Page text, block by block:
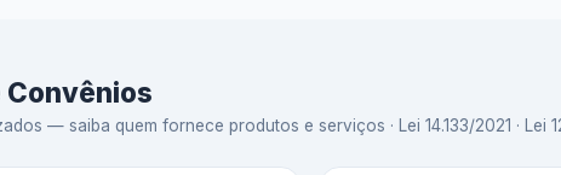
— saiba quem fornece produtos e serviços · Lei 14.133/2021 · Lei